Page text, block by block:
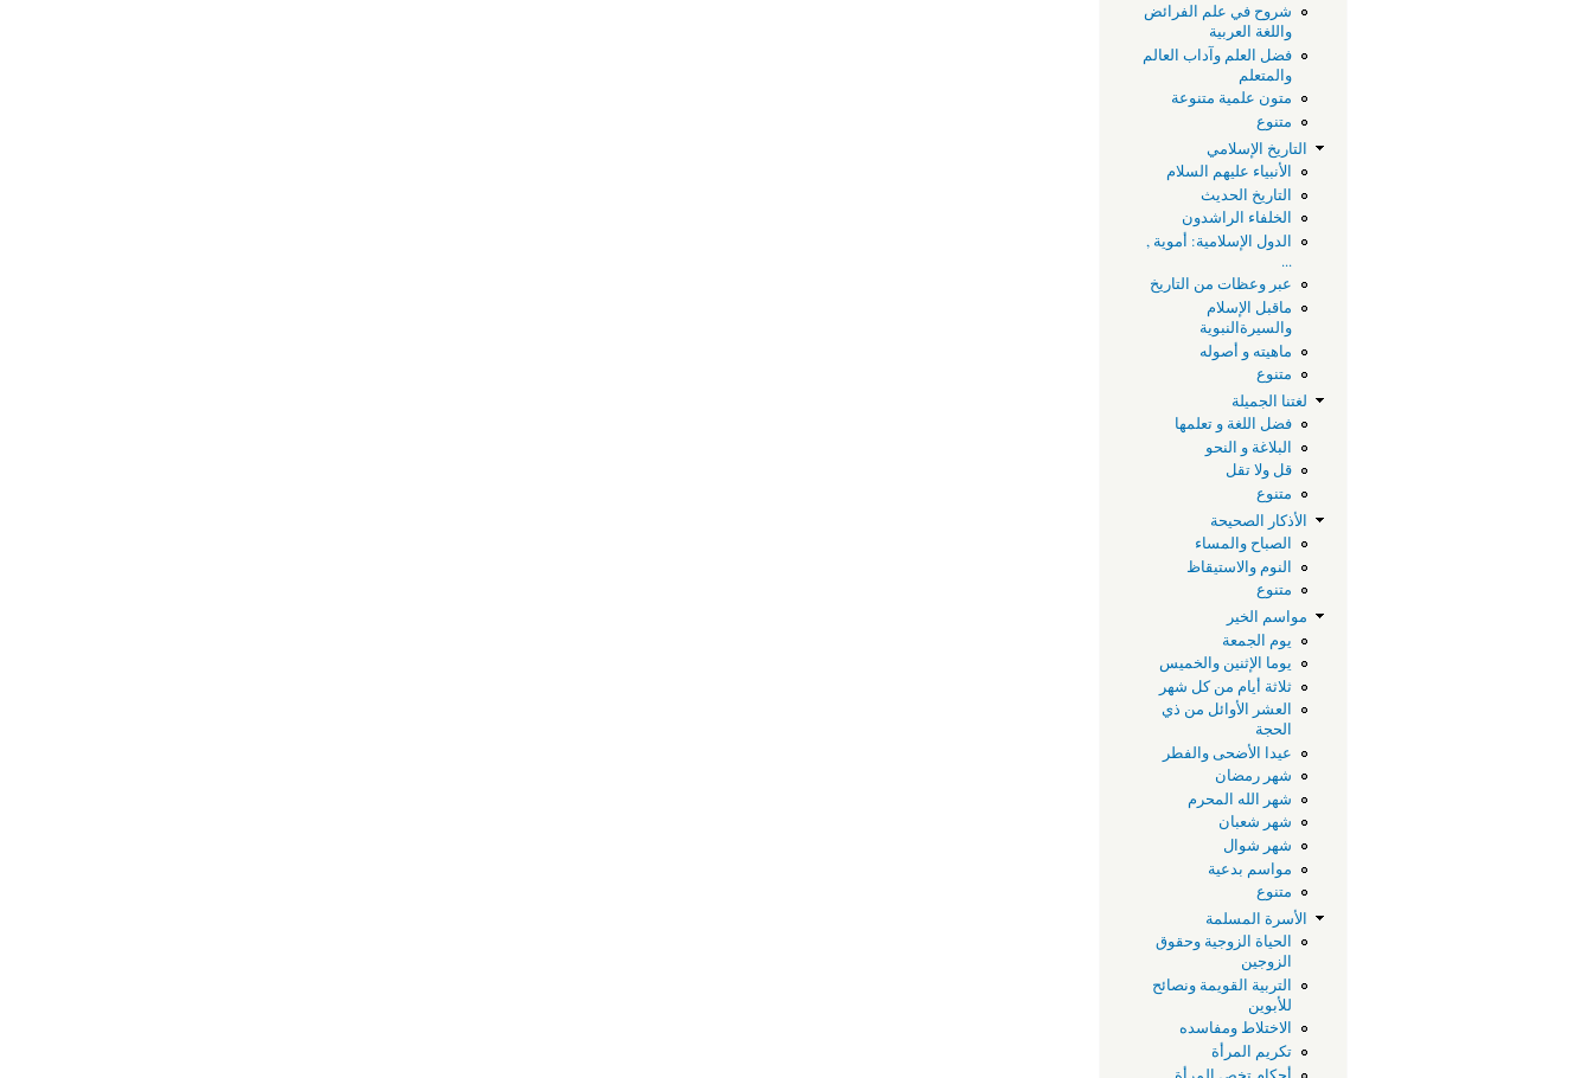
شروح في علم الفرائض
واللغة العربية
فضل العلم وآداب العالم
والمتعلم
متون علمية متنوعة
متنوع
التاريخ الإسلامي
الأنبياء عليهم السلام
التاريخ الحديث
الخلفاء الراشدون
الدول الإسلامية: أموية ,
...
عبر وعظات من التاريخ
ماقبل الإسلام
والسيرةالنبوية
ماهيته و أصوله
متنوع
لغتنا الجميلة
فضل اللغة و تعلمها
البلاغة و النحو
قل ولا تقل
متنوع
الأذكار الصحيحة
الصباح والمساء
النوم والاستيقاظ
متنوع
مواسم الخير
يوم الجمعة
يوما الإثنين والخميس
ثلاثة أيام من كل شهر
العشر الأوائل من ذي
الحجة
عيدا الأضحى والفطر
شهر رمضان
شهر الله المحرم
شهر شعبان
شهر شوال
مواسم بدعية
متنوع
الأسرة المسلمة
الحياة الزوجية وحقوق
الزوجين
التربية القويمة ونصائح
للأبوين
الاختلاط ومفاسده
تكريم المرأة